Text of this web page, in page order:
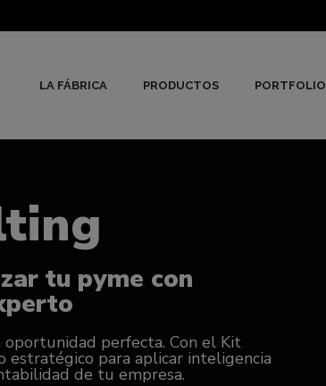
LA FÁBRICA PRODUCTOS PORTFOLIO
tu pyme con
perfecta. Con el Kit
estratégico para aplicar inteligencia
de tu empresa.